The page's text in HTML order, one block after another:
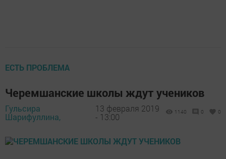
ЕСТЬ ПРОБЛЕМА
Черемшанские школы ждут учеников
Гульсира
Шарифуллина,
13 февраля 2019
- 13:00
1140 0 0